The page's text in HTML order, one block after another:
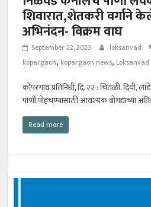
शिवारात,शेतकरी वर्गाने
अभिनंदन- विक्रम वाघ
September 22, 2023 loksanvad
kopargaon, kopargaon news,
कोपरगाव प्रतिनिधी, दि. २२ : चितळी, दिघी,
पाणी पोहचण्यासाठी आवश्यक बोगद्याच्या
Read more